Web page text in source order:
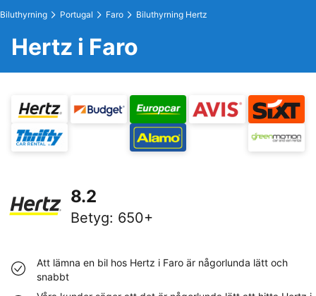
Biluthyrning Portugal Faro Biluthyrning Hertz
Hertz i Faro
8.2
Betyg: 650+
Att lämna en bil hos Hertz i Faro är någorlunda lätt och
snabbt